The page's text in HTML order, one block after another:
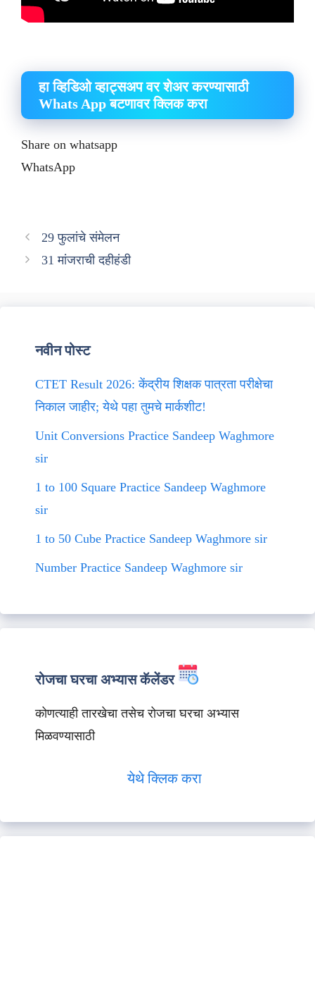
हा व्हिडिओ व्हाट्सअप वर शेअर करण्यासाठी
Whats App बटणावर क्लिक करा
Share on whatsapp
WhatsApp
29 फुलांचे संमेलन
31 मांजराची दहीहंडी
नवीन पोस्ट
CTET Result 2026: केंद्रीय शिक्षक पात्रता परीक्षेचा
निकाल जाहीर; येथे पहा तुमचे मार्कशीट!
Unit Conversions Practice Sandeep Waghmore
sir
1 to 100 Square Practice Sandeep Waghmore
sir
1 to 50 Cube Practice Sandeep Waghmore sir
Number Practice Sandeep Waghmore sir
रोजचा घरचा अभ्यास कॅलेंडर
कोणत्याही तारखेचा तसेच रोजचा घरचा अभ्यास
मिळवण्यासाठी
येथे क्लिक करा